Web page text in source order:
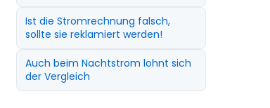
Ist die Stromrechnung falsch,
sollte sie reklamiert werden!
Auch beim Nachtstrom lohnt sich
der Vergleich